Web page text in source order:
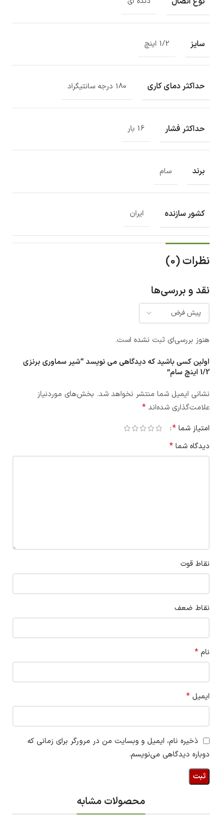
سایز 1/2 اینچ
حداکثر دمای کاری 180 درجه سانتیگراد
حداکثر فشار 16 بار
برند سام
کشور سازنده ایران
نظرات (0)
نقد و بررسی‌ها
هنوز بررسی‌ای ثبت نشده است.
اولین کسی باشید که دیدگاهی می نویسد “شیر سماوری برنزی
1/2 اینچ سام”
نشانی ایمیل شما منتشر نخواهد شد. بخش‌های موردنیاز
علامت‌گذاری شده‌اند *
امتیاز شما *
دیدگاه شما *
نقاط قوت
نقاط ضعف
نام *
ایمیل *
ذخیره نام، ایمیل و وبسایت من در مرورگر برای زمانی که
دوباره دیدگاهی می‌نویسم.
محصولات مشابه